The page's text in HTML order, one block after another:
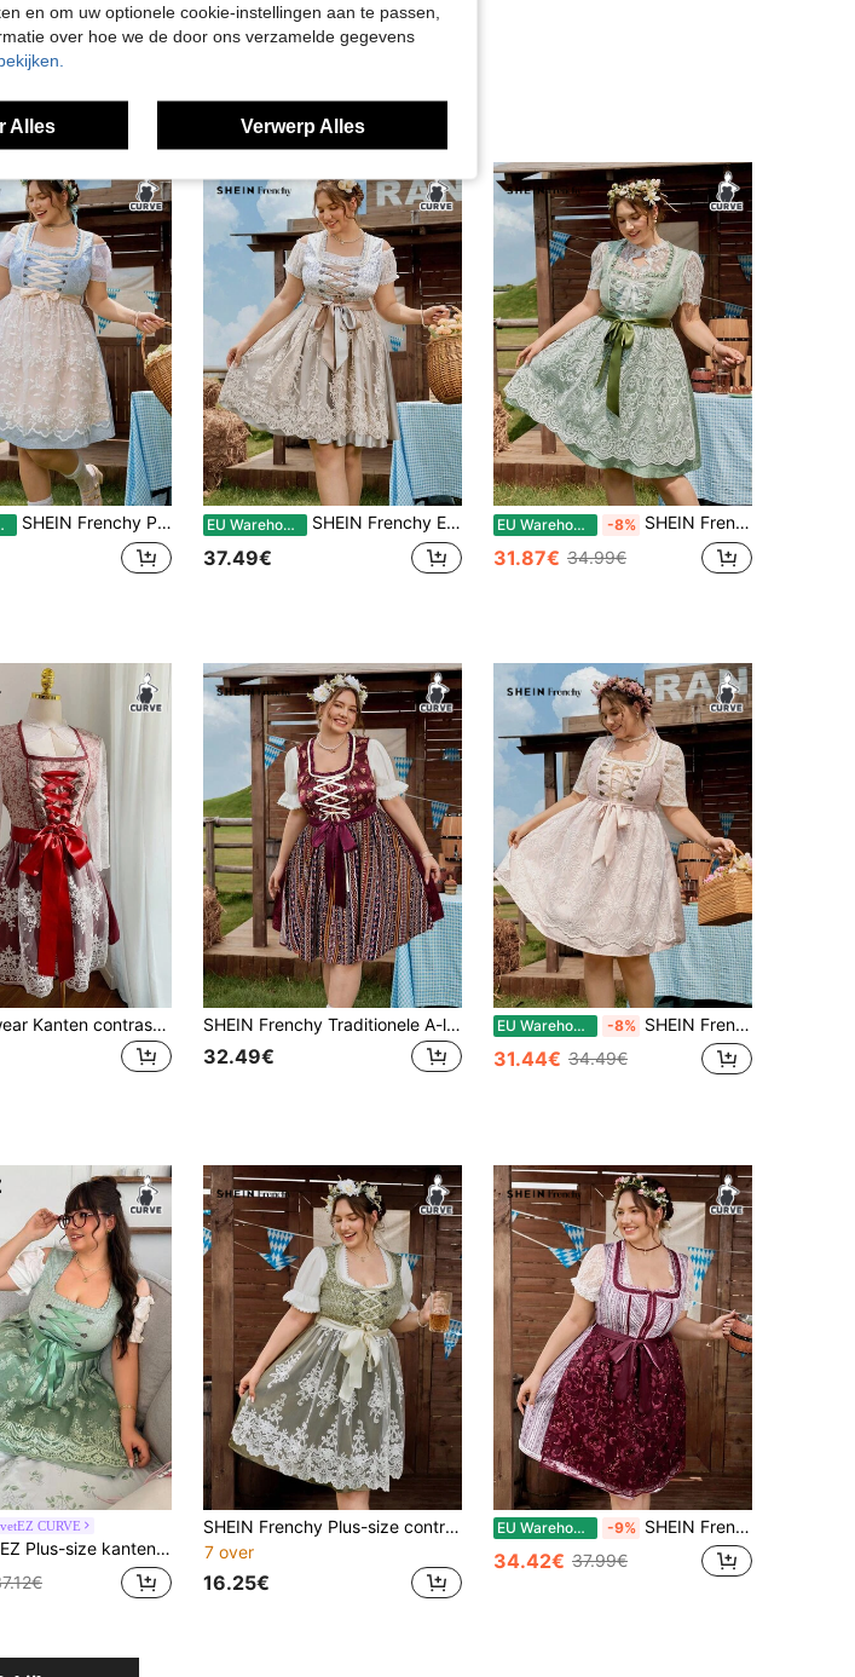
SHEIN Frenchy Plus size blauwe romantische traditionele jurk voor dames, geschikt voor Oktoberfest, kerkmarkt, volksfeest en Dirndl EU Warehouse SHEIN Frenchy Elegante blauw-witte zomerdirndl voor dames in grote maten, traditionele Duitse Oktoberfest-jurk in Franse landelijke stijl met kanten stiksels en striksluiting, outfit
37.49€
EU Warehouse -8% SHEIN Frenchy Plus Size Dames Ruffle Trim Strikband Mouwloos Elegant Kant Stiksel Dirndl, Duits, Oktoberfest, Traditionele Jurk
31.87€ 34.99€
SHEIN EZwear Kanten contrast patchwork jacquard zoete romantische dirndl plus size A-lijn jurk SHEIN Frenchy Traditionele A-lijn jurk met rode linttaille in grote maten, geschikt voor Oktoberfest en Dirndl
32.49€
EU Warehouse -8% SHEIN Frenchy Traditionele kanten patchworkjurk in grote maten, geschikt voor Oktoberfest en Dirndl
31.44€ 34.49€
CURVE
patchwork jurk met strikceintuur, geschikt voor Oktoberfest en Dirndl
SHEIN Frenchy Plus-size contrasterende kanten taille-uitlopende mouwloze jurk, geschikt voor Oktoberfest, Dirndl
7 over
16.25€
EU Warehouse -9% SHEIN Frenchy Romantische traditionele Dirndl-jurk voor dames in grote maten, geschikt voor Oktoberfest, kerkmarkt, volksfeest, wijnrood
34.42€ 37.99€
en om uw optionele cookie-instellingen aan te passen,
over hoe we de door ons verzamelde gegevens
Alles Verwerp Alles